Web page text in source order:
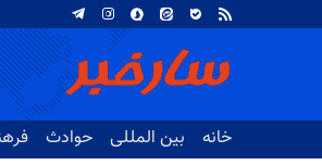
خانه بین المللی حوادث